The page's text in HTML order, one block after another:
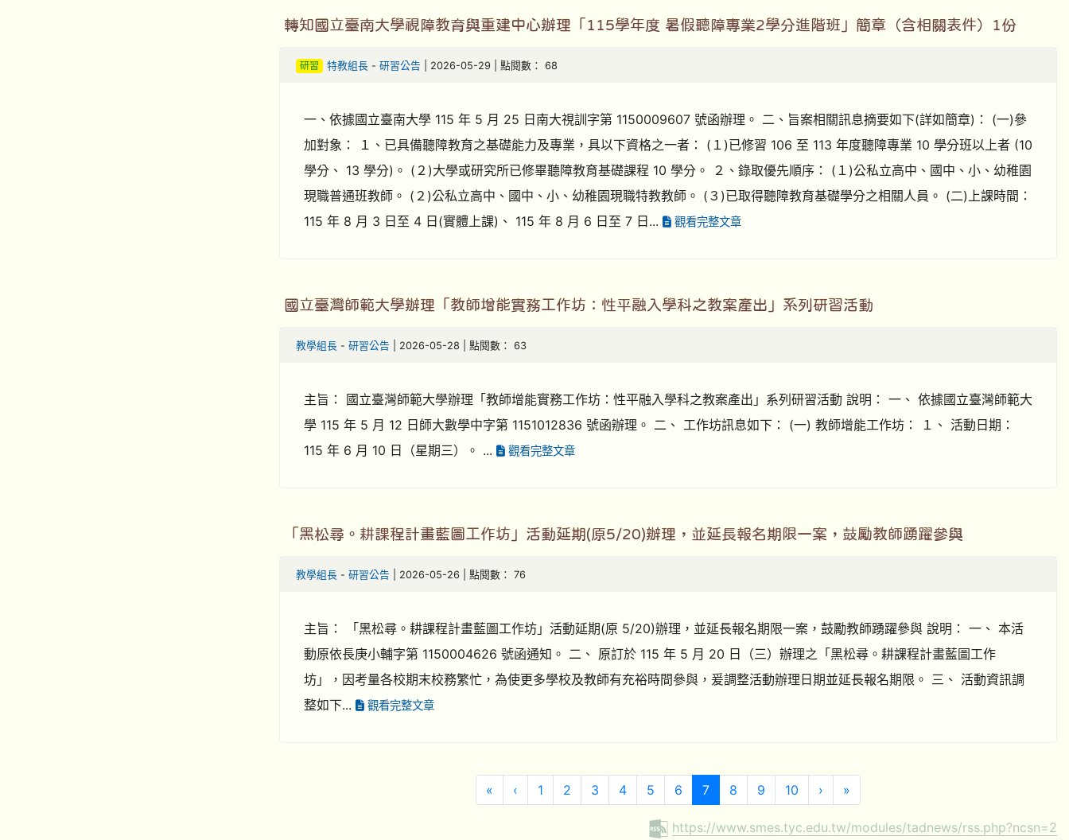
轉知國立臺南大學視障教育與重建中心辦理「115學年度 暑假聽障專業2學分進階班」簡章（含相關表件）1份
研習 特教組長- 研習公告 | 2026-05-29 | 點閱數： 68
一、依據國立臺南大學 115 年 5 月 25 日南大視訓字第 1150009607 號函辦理。 二、旨案相關訊息摘要如下(詳如簡章)： (一)參
加對象： １、已具備聽障教育之基礎能力及專業，具以下資格之一者： (１)已修習 106 至 113 年度聽障專業 10 學分班以上者 (10
學分、 13 學分)。 (２)大學或研究所已修畢聽障教育基礎課程 10 學分。 ２、錄取優先順序： (１)公私立高中、國中、小、幼稚園
現職普通班教師。 (２)公私立高中、國中、小、幼稚園現職特教教師。 (３)已取得聽障教育基礎學分之相關人員。 (二)上課時間：
115 年 8 月 3 日至 4 日(實體上課)、 115 年 8 月 6 日至 7 日...
觀看完整文章
國立臺灣師範大學辦理「教師增能實務工作坊：性平融入學科之教案產出」系列研習活動
教學組長 - 研習公告 | 2026-05-28 | 點閱數： 63
主旨： 國立臺灣師範大學辦理「教師增能實務工作坊：性平融入學科之教案產出」系列研習活動 說明： 一、 依據國立臺灣師範大
學 115 年 5 月 12 日師大數學中字第 1151012836 號函辦理。 二、 工作坊訊息如下： (一) 教師增能工作坊： １、 活動日期：
115 年 6 月 10 日（星期三）。 ...
觀看完整文章
「黑松尋。耕課程計畫藍圖工作坊」活動延期(原5/20)辦理，並延長報名期限一案，鼓勵教師踴躍參與
教學組長 - 研習公告 | 2026-05-26 | 點閱數： 76
主旨： 「黑松尋。耕課程計畫藍圖工作坊」活動延期(原 5/20)辦理，並延長報名期限一案，鼓勵教師踴躍參與 說明： 一、 本活
動原依長庚小輔字第 1150004626 號函通知。 二、 原訂於 115 年 5 月 20 日（三）辦理之「黑松尋。耕課程計畫藍圖工作
坊」，因考量各校期末校務繁忙，為使更多學校及教師有充裕時間參與，爰調整活動辦理日期並延長報名期限。 三、 活動資訊調
整如下...
觀看完整文章
« 第一頁
‹ 上一頁
1 2 3 4 5 6 7(目前頁次)
8 9 10 › 下一頁
»
https://www.smes.tyc.edu.tw/modules/tadnews/rss.php?ncsn=2